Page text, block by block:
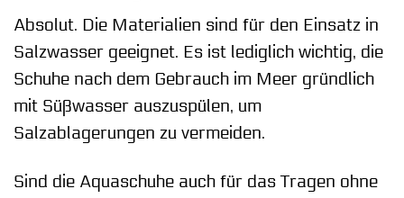
Absolut. Die Materialien sind für den Einsatz in
Salzwasser geeignet. Es ist lediglich wichtig, die
Schuhe nach dem Gebrauch im Meer gründlich
mit Süßwasser auszuspülen, um
Salzablagerungen zu vermeiden.
Sind die Aquaschuhe auch für das Tragen ohne